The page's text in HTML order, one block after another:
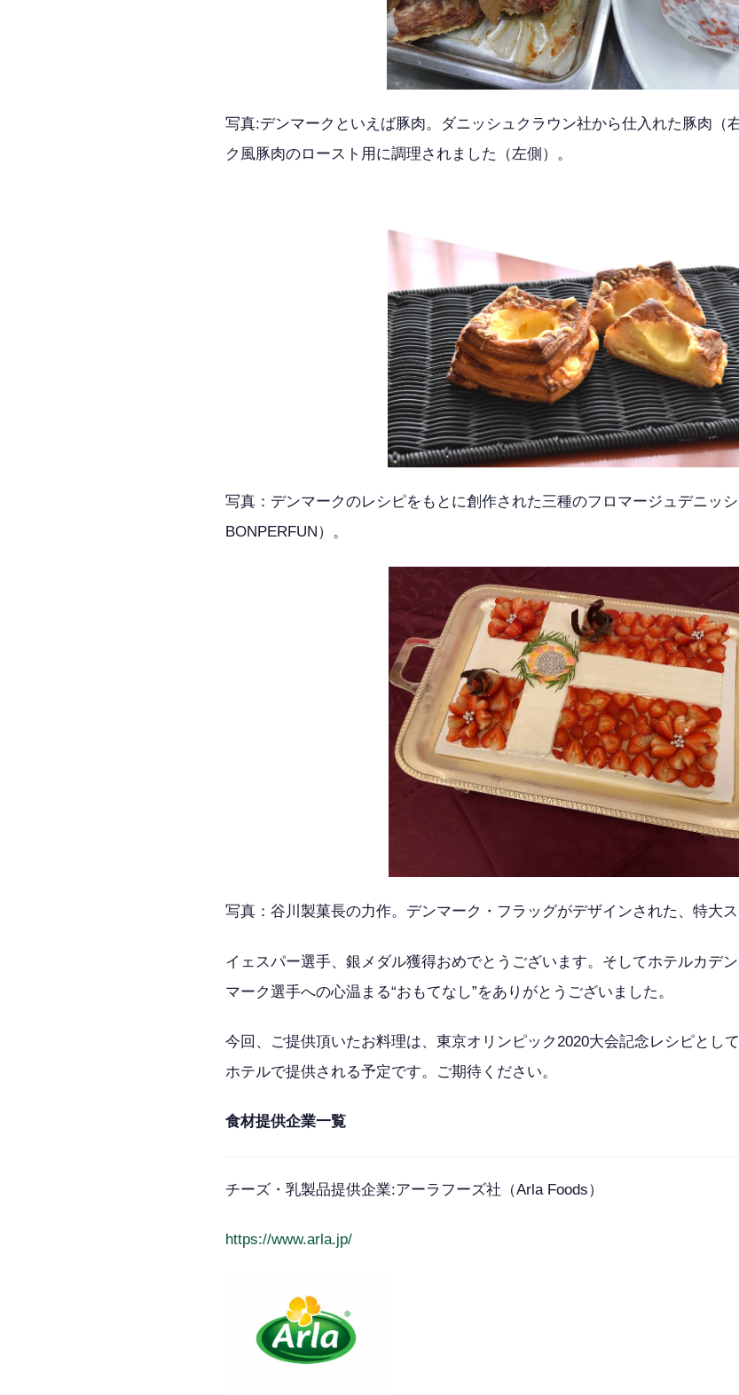
写真:デンマークといえば豚肉。ダニッシュクラウン社から仕入れた豚肉（
ク風豚肉のロースト用に調理されました（左側）。
写真：デンマークのレシピをもとに創作された三種のフロマージュデニッ
BONPERFUN）。
写真：谷川製菓長の力作。デンマーク・フラッグがデザインされた、特大ス
イェスパー選手、銀メダル獲得おめでとうございます。そしてホテルカデ
マーク選手への心温まる“おもてなし”をありがとうございました。
今回、ご提供頂いたお料理は、東京オリンピック2020大会記念レシピとし
ホテルで提供される予定です。ご期待ください。
食材提供企業一覧
チーズ・乳製品提供企業:アーラフーズ社（Arla Foods）
https://www.arla.jp/